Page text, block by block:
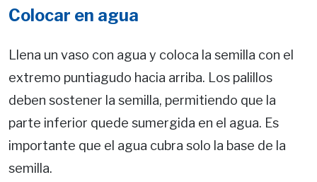
Colocar en agua
Llena un vaso con agua y coloca la semilla con el
extremo puntiagudo hacia arriba. Los palillos
deben sostener la semilla, permitiendo que la
parte inferior quede sumergida en el agua. Es
importante que el agua cubra solo la base de la
semilla.